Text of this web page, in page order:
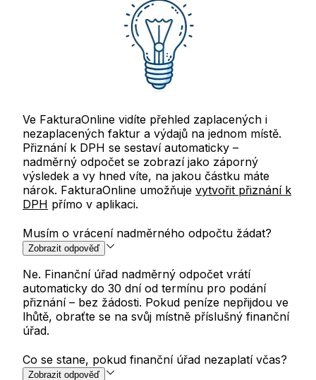
Ve FakturaOnline vidíte přehled zaplacených i
nezaplacených faktur a výdajů na jednom místě.
Přiznání k DPH se sestaví automaticky –
nadměrný odpočet se zobrazí jako záporný
výsledek a vy hned víte, na jakou částku máte
nárok. FakturaOnline umožňuje vytvořit přiznání k
DPH přímo v aplikaci.
Musím o vrácení nadměrného odpočtu žádat?
Zobrazit odpověď
Ne. Finanční úřad nadměrný odpočet vrátí
automaticky do 30 dní od termínu pro podání
přiznání – bez žádosti. Pokud peníze nepřijdou ve
lhůtě, obraťte se na svůj místně příslušný finanční
úřad.
Co se stane, pokud finanční úřad nezaplatí včas?
Zobrazit odpověď